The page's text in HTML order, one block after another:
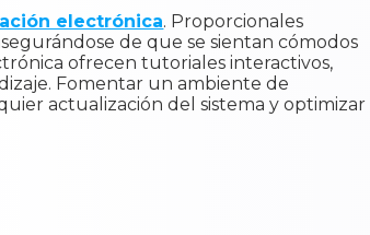
electrónica. Proporcionales
de que se sientan cómodos
ofrecen tutoriales interactivos,
Fomentar un ambiente de
actualización del sistema y optimizar